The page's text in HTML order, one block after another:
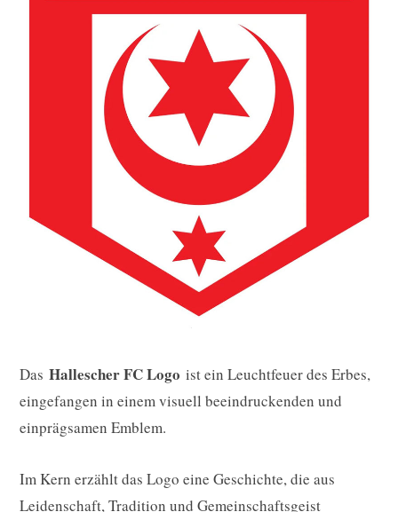
Das Hallescher FC Logo ist ein Leuchtfeuer des Erbes,
eingefangen in einem visuell beeindruckenden und
einprägsamen Emblem.
Im Kern erzählt das Logo eine Geschichte, die aus
Leidenschaft, Tradition und Gemeinschaftsgeist